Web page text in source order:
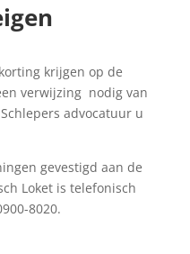
krijgen op de
verwijzing nodig van
advocatuur u
gevestigd aan de
Loket is telefonisch
8020.